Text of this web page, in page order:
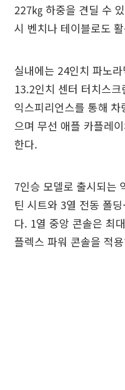
227㎏ 하중을 견딜 수
시 벤치나 테이블로도
실내에는 24인치 파노
13.2인치 센터 터치스
익스피리언스를 통해
으며 무선 애플 카플레
한다.
7인승 모델로 출시되는
틴 시트와 3열 전동 폴
다. 1열 중앙 콘솔은 최
플렉스 파워 콘솔을 적